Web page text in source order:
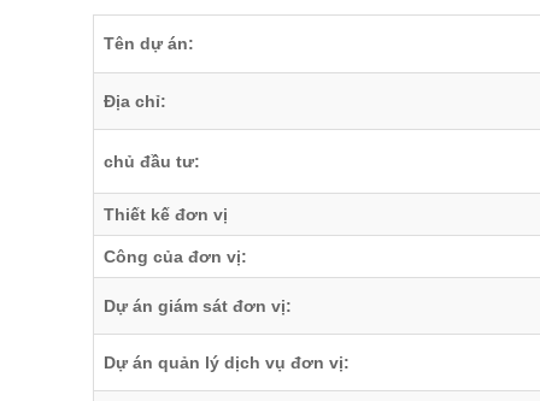
Tên dự án:
Địa chỉ:
chủ đầu tư:
Thiết kế đơn vị
Công của đơn vị:
Dự án giám sát đơn vị:
Dự án quản lý dịch vụ đơn vị: